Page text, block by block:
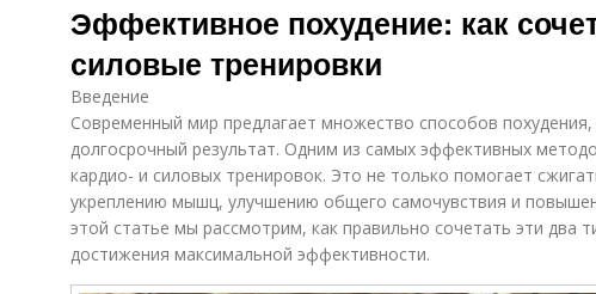
Эффективное похудение: как
силовые тренировки
Введение
Современный мир предлагает множество способов
долгосрочный результат. Одним из самых эффективных
кардио- и силовых тренировок. Это не только помогает
укреплению мышц, улучшению общего самочувствия и
этой статье мы рассмотрим, как правильно сочетать эти два
достижения максимальной эффективности.